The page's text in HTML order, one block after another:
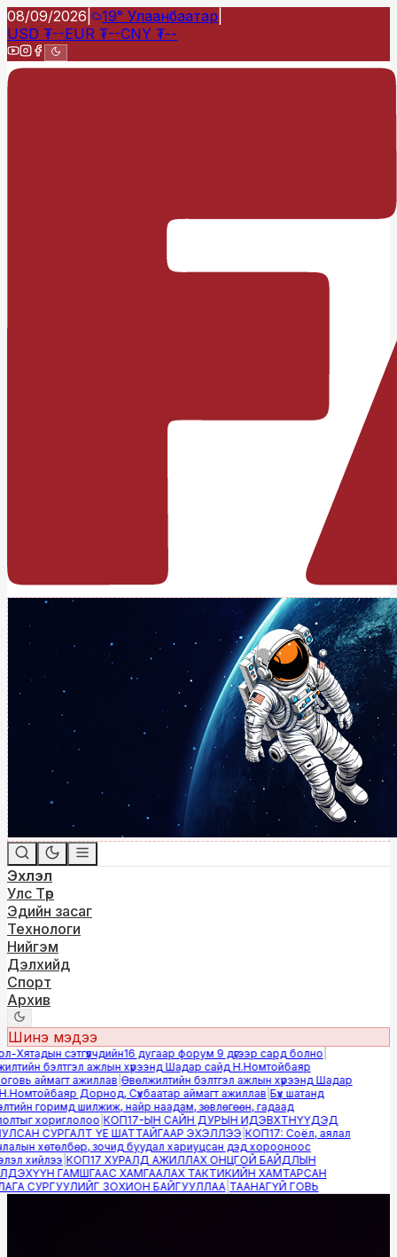
08/09/2026 19° Улаанбаатар
USD ₮--EUR ₮--CNY ₮--
Эхлэл
Улс Төр
Эдийн засаг
Технологи
Нийгэм
Дэлхийд
Спорт
Архив
Шинэ мэдээ
сэтгүүлчдийн16 дугаар форум 9 дүгээр сард болно|
бэлтгэл ажлын хүрээнд Шадар сайд Н.Номтойбаяр
аймагт ажиллав|Өвөлжилтийн бэлтгэл ажлын хүрээнд Шадар
Дорнод, Сүхбаатар аймагт ажиллав|Бүх шатанд
горимд шилжиж, найр наадам, зөвлөгөөн, гадаад
хориглолоо|КОП17-ЫН САЙН ДУРЫН ИДЭВХТНҮҮДЭД
СУРГАЛТ ҮЕ ШАТТАЙГААР ЭХЭЛЛЭЭ|КОП17: Соёл, аялал
хөтөлбөр, зочид буудал хариуцсан дэд хорооноос
хийлээ|КОП17 ХУРАЛД АЖИЛЛАХ ОНЦГОЙ БАЙДЛЫН
ГАМШГААС ХАМГААЛАХ ТАКТИКИЙН ХАМТАРСАН
СУРГУУЛИЙГ ЗОХИОН БАЙГУУЛЛАА|ТААНАГҮЙ ГОВЬ